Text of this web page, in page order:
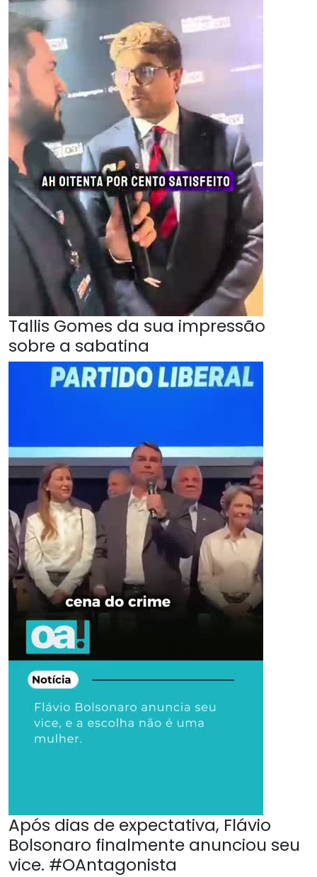
Tallis Gomes da sua impressão
sobre a sabatina
Após dias de expectativa, Flávio
Bolsonaro finalmente anunciou seu
vice. #OAntagonista